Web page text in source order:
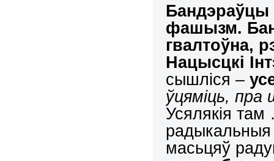
Бандэраўцы
фашызм.
гвалтоўна,
Нацысцкі
сышліся –
ўцяміць,
Усялякія
радыкальныя
масьцяў